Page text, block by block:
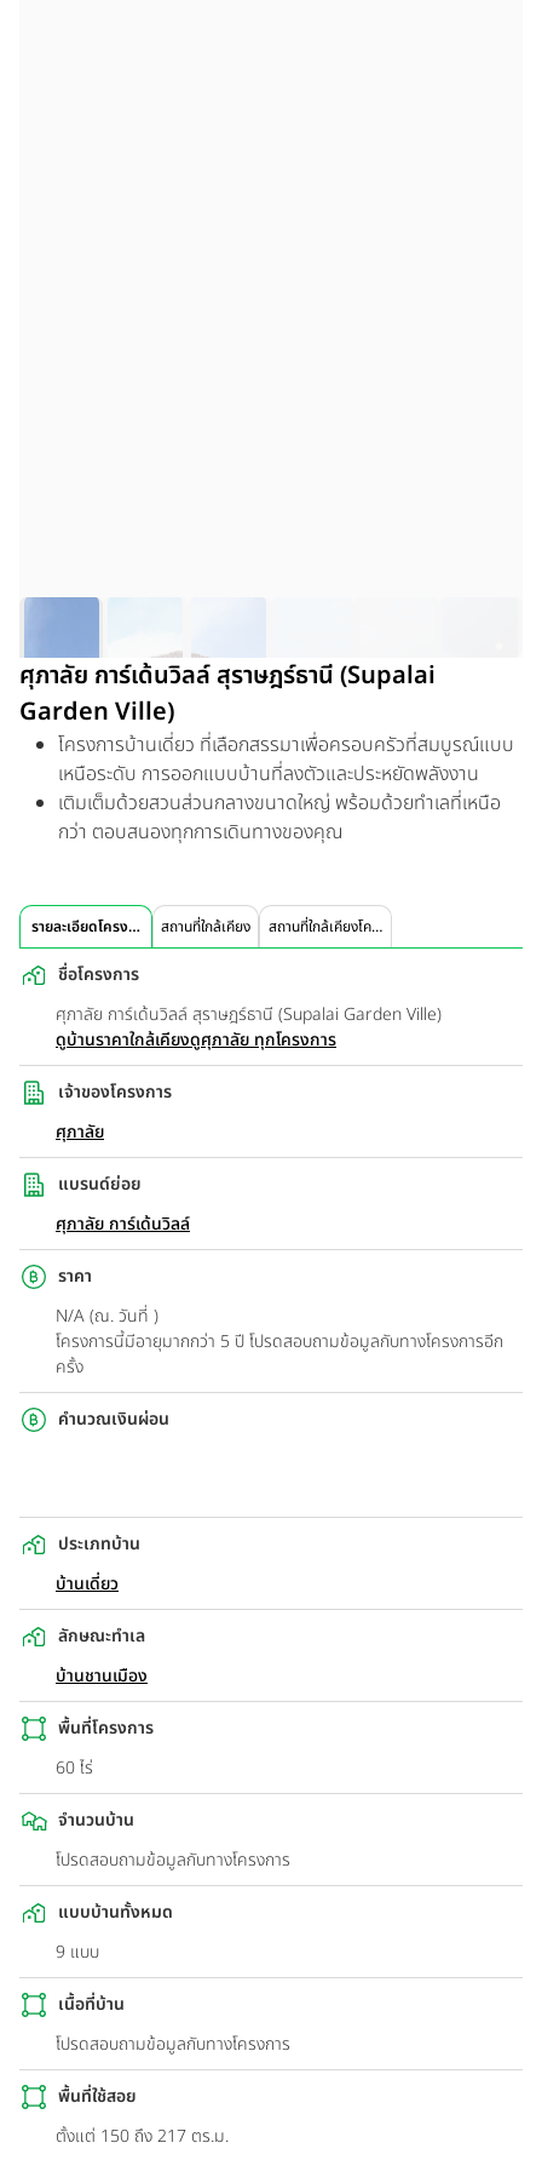
ศุภาลัย การ์เด้นวิลล์ สุราษฎร์ธานี (Supalai
Garden Ville)
โครงการบ้านเดี่ยว ที่เลือกสรรมาเพื่อครอบครัวที่สมบูรณ์แบบ
เหนือระดับ การออกแบบบ้านที่ลงตัวและประหยัดพลังงาน
เติมเต็มด้วยสวนส่วนกลางขนาดใหญ่ พร้อมด้วยทำเลที่เหนือ
กว่า ตอบสนองทุกการเดินทางของคุณ
รายละเอียดโครงการ สถานที่ใกล้เคียง สถานที่ใกล้เคียงโครงการ
ชื่อโครงการ
ศุภาลัย การ์เด้นวิลล์ สุราษฎร์ธานี (Supalai Garden Ville)
ดูบ้านราคาใกล้เคียงดูศุภาลัย ทุกโครงการ
เจ้าของโครงการ
ศุภาลัย
แบรนด์ย่อย
ศุภาลัย การ์เด้นวิลล์
ราคา
N/A (ณ. วันที่ )
โครงการนี้มีอายุมากกว่า 5 ปี โปรดสอบถามข้อมูลกับทางโครงการอีก
ครั้ง
คำนวณเงินผ่อน
ประเภทบ้าน
บ้านเดี่ยว
ลักษณะทำเล
บ้านชานเมือง
พื้นที่โครงการ
60 ไร่
จำนวนบ้าน
โปรดสอบถามข้อมูลกับทางโครงการ
แบบบ้านทั้งหมด
9 แบบ
เนื้อที่บ้าน
โปรดสอบถามข้อมูลกับทางโครงการ
พื้นที่ใช้สอย
ตั้งแต่ 150 ถึง 217 ตร.ม.